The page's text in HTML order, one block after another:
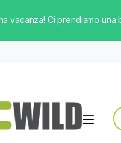
vacanza! Ci prendiamo